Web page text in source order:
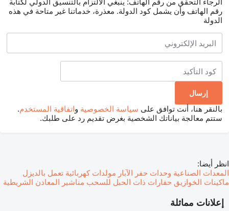
الرجاء التحقق من رقم الهاتف: ينبغي الالتزام بالتنسيق الدولي لكتابة
رقم الهاتف وأن يشمل كود الدولة. معذرة، خدماتنا غير متاحة في هذه
الدولة
بالنقر هنا، أنت توافق على سياسة الخصوصية واتفاقية المستخدم.
ستتم معالجة بياناتك الشخصية بغرض تقديم رد على طلبك.
إعلانات مماثلة
انظر أيضا:
المعدات الصناعية وحدات حفر الآبار مولدات كهربائية تعمل بالديزل
ماكينات الخوازيق حفارات ذات الحبل للسحب مناشير المعادن الشريطية